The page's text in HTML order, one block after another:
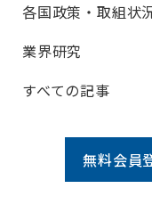
各国政策・取組状
業界研究
すべての記事
無料会員